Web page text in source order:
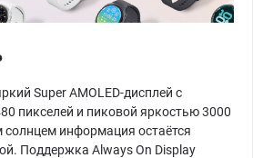
Super AMOLED-дисплей с
пикселей и пиковой яркостью 3000
информация остаётся
Поддержка Always On Display